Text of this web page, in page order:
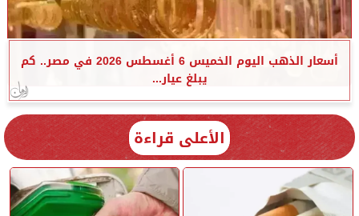
أسعار الذهب اليوم الخميس 6 أغسطس 2026 في مصر.. كم
يبلغ عيار...
الأعلى قراءة